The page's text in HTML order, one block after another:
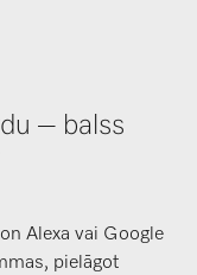
– balss
Alexa vai Google
pielāgot